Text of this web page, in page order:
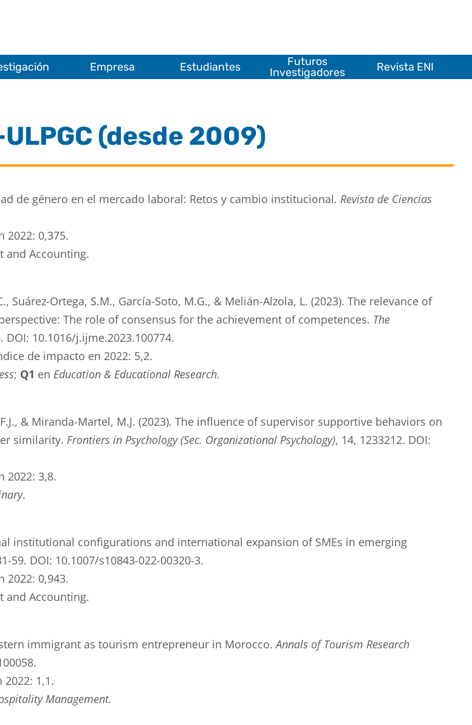
Empresa Estudiantes
Futuros
Investigadores
Revista ENI
(desde 2009)
de género en el mercado laboral: Retos y cambio institucional. Revista de Ciencias
2022: 0,375.
and Accounting.
Suárez-Ortega, S.M., García-Soto, M.G., & Melián-Alzola, L. (2023). The relevance of
The role of consensus for the achievement of competences. The
DOI: 10.1016/j.ijme.2023.100774.
de impacto en 2022: 5,2.
; Q1 en Education & Educational Research.
& Miranda-Martel, M.J. (2023). The influence of supervisor supportive behaviors on
similarity. Frontiers in Psychology (Sec. Organizational Psychology), 14, 1233212. DOI:
2022: 3,8.
.
institutional configurations and international expansion of SMEs in emerging
59. DOI: 10.1007/s10843-022-00320-3.
2022: 0,943.
and Accounting.
immigrant as tourism entrepreneur in Morocco.Annals of Tourism Research
2022: 1,1.
Management.